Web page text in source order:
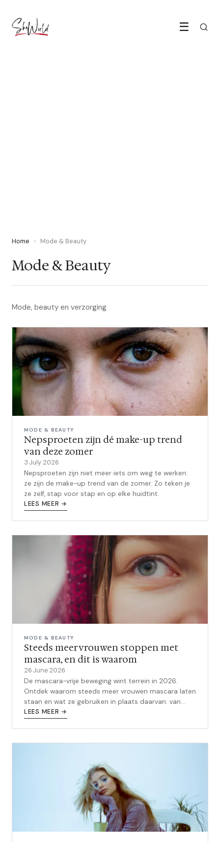
☰
Home › Mode & Beauty
Mode & Beauty
Mode, beauty en verzorging
MODE & BEAUTY
Nepsproeten zijn dé make-up trend
van deze zomer
3 July 2026
Nepsproeten zijn niet meer iets om weg te werken:
ze zijn de make-up trend van de zomer. Zo teken je
ze zelf, stap voor stap en op elke huidtint.
LEES MEER →
MODE & BEAUTY
Steeds meer vrouwen stoppen met
mascara, en dit is waarom
26 June 2026
De mascara-vrije beweging wint terrein in 2026.
Ontdek waarom steeds meer vrouwen mascara laten
staan en wat ze gebruiken in plaats daarvan: van
wimperserums tot wimperlift.
LEES MEER →